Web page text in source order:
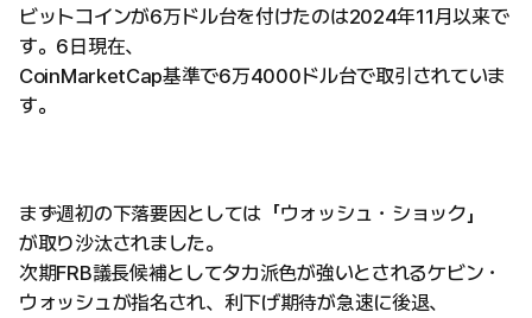
ビットコインが6万ドル台を付けたのは2024年11月以来で
す。6日現在、
CoinMarketCap基準で6万4000ドル台で取引されていま
す。
まず週初の下落要因としては「ウォッシュ・ショック」
が取り沙汰されました。
次期FRB議長候補としてタカ派色が強いとされるケビン・
ウォッシュが指名され、利下げ期待が急速に後退、